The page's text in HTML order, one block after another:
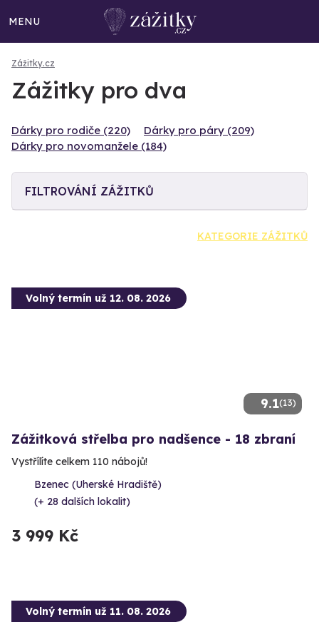
MENU
Zážitky.cz
Zážitky pro dva
Dárky pro rodiče (220)
Dárky pro páry (209)
Dárky pro novomanžele (184)
FILTROVÁNÍ ZÁŽITKŮ
KATEGORIE ZÁŽITKŮ
9.1(13)
Volný termín už 12. 08. 2026
Zážitková střelba pro nadšence - 18 zbraní
Vystřílíte celkem 110 nábojů!
Bzenec (Uherské Hradiště)
(+ 28 dalších lokalit)
3 999 Kč
Volný termín už 11. 08. 2026